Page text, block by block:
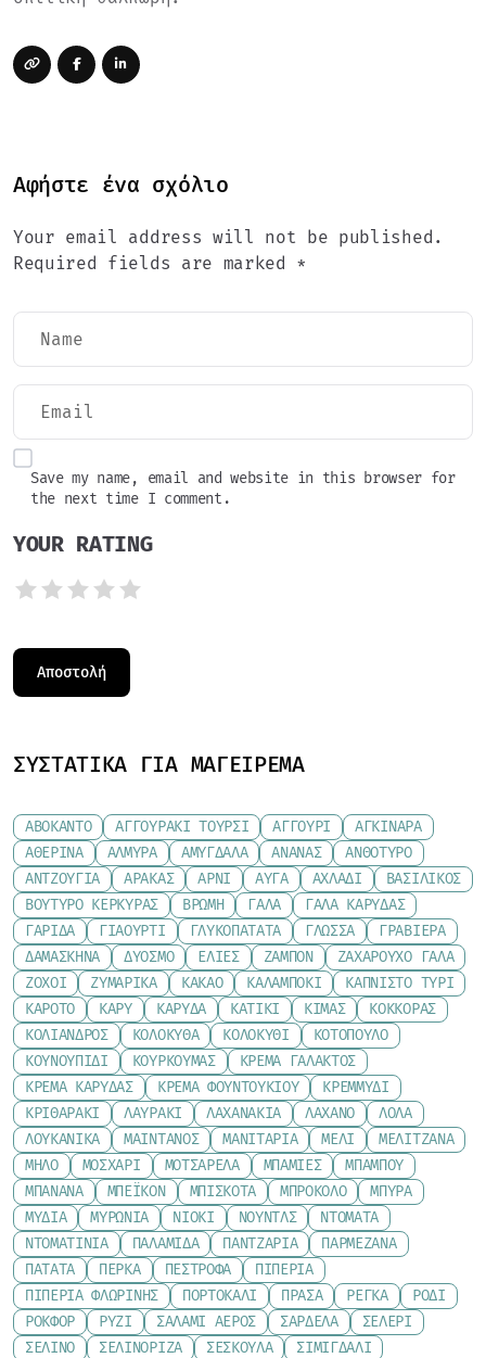
Αφήστε ένα σχόλιο
Your email address will not be published.
Required fields are marked *
Save my name, email and website in this browser for
the next time I comment.
YOUR RATING
ΣΥΣΤΑΤΙΚΆ ΓΙΑ ΜΑΓΕΊΡΕΜΑ
ΑΒΟΚΆΝΤΟ ΑΓΓΟΥΡΆΚΙ ΤΟΥΡΣΊ ΑΓΓΟΎΡΙ
ΑΓΚΙΝΆΡΑ
ΑΘΕΡΊΝΑ
ΑΛΜΎΡΑ ΑΜΎΓΔΑΛΑ ΑΝΑΝΆΣ
ΑΝΘΌΤΥΡΟ
ΑΝΤΖΟΎΓΙΑ
ΑΡΑΚΆΣ ΑΡΝΊ ΑΥΓΆ ΑΧΛΆΔΙ
ΒΑΣΙΛΙΚΌΣ
ΒΟΎΤΥΡΟ ΚΕΡΚΎΡΑΣ
ΒΡΏΜΗ ΓΆΛΑ
ΓΆΛΑ ΚΑΡΎΔΑΣ
ΓΑΡΊΔΑ
ΓΙΑΟΎΡΤΙ ΓΛΥΚΟΠΑΤΆΤΑ ΓΛΏΣΣΑ
ΓΡΑΒΙΈΡΑ
ΔΑΜΆΣΚΗΝΑ
ΔΥΌΣΜΟ ΕΛΙΈΣ ΖΑΜΠΌΝ
ΖΑΧΑΡΟΎΧΟ ΓΆΛΑ
ΖΟΧΟΊ
ΖΥΜΑΡΙΚΆ ΚΑΚΆΟ ΚΑΛΑΜΠΌΚΙ
ΚΑΠΝΙΣΤΌ ΤΥΡΊ
ΚΑΡΌΤΟ
ΚΆΡΥ ΚΑΡΎΔΑ ΚΑΤΊΚΙ ΚΙΜΆΣ
ΚΌΚΚΟΡΑΣ
ΚΌΛΙΑΝΔΡΟΣ
ΚΟΛΟΚΎΘΑ ΚΟΛΟΚΎΘΙ
ΚΟΤΌΠΟΥΛΟ
ΚΟΥΝΟΥΠΊΔΙ
ΚΟΥΡΚΟΥΜΆΣ
ΚΡΈΜΑ ΓΆΛΑΚΤΟΣ
ΚΡΈΜΑ ΚΑΡΎΔΑΣ
ΚΡΈΜΑ ΦΟΥΝΤΟΥΚΙΟΎ
ΚΡΕΜΜΎΔΙ
ΚΡΙΘΑΡΆΚΙ
ΛΑΥΡΆΚΙ ΛΑΧΑΝΆΚΙΑ ΛΆΧΑΝΟ
ΛΌΛΑ
ΛΟΥΚΆΝΙΚΑ
ΜΑΙΝΤΑΝΌΣ ΜΑΝΙΤΆΡΙΑ ΜΈΛΙ
ΜΕΛΙΤΖΆΝΑ
ΜΉΛΟ
ΜΟΣΧΆΡΙ ΜΟΤΣΑΡΈΛΑ ΜΠΆΜΙΕΣ
ΜΠΑΜΠΟΎ
ΜΠΑΝΆΝΑ
ΜΠΈΙΚΟΝ ΜΠΙΣΚΌΤΑ ΜΠΡΌΚΟΛΟ
ΜΠΎΡΑ
ΜΎΔΙΑ
ΜΥΡΏΝΙΑ ΝΙΌΚΙ ΝΟΎΝΤΛΣ
ΝΤΟΜΆΤΑ
ΝΤΟΜΑΤΊΝΙΑ
ΠΑΛΑΜΊΔΑ ΠΑΝΤΖΆΡΙΑ
ΠΑΡΜΕΖΆΝΑ
ΠΑΤΆΤΑ
ΠΈΡΚΑ ΠΈΣΤΡΟΦΑ
ΠΙΠΕΡΙΆ
ΠΙΠΕΡΙΆ ΦΛΩΡΊΝΗΣ
ΠΟΡΤΟΚΆΛΙ ΠΡΆΣΑ ΡΈΓΚΑ
ΡΌΔΙ
ΡΟΚΦΌΡ
ΡΎΖΙ ΣΑΛΆΜΙ ΑΈΡΟΣ ΣΑΡΔΈΛΑ
ΣΈΛΕΡΙ
ΣΈΛΙΝΟ
ΣΕΛΙΝΌΡΙΖΑ ΣΈΣΚΟΥΛΑ
ΣΙΜΙΓΔΆΛΙ